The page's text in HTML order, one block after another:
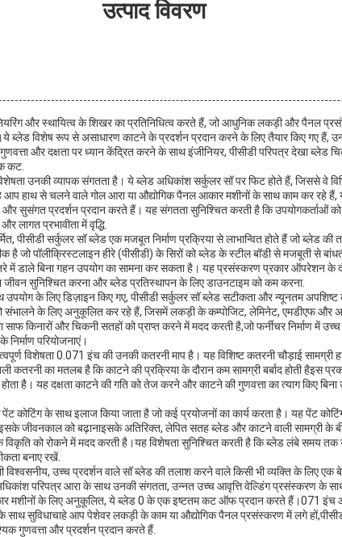
उत्पाद विवरण
और स्थायित्व के शिखर का प्रतिनिधित्व करते हैं, जो आधुनिक लकड़ी और पैनल
ब्लेड विशेष रूप से असाधारण काटने के प्रदर्शन प्रदान करने के लिए तैयार किए गए हैं,
और दक्षता पर ध्यान केंद्रित करने के साथ इंजीनियर, पीसीडी परिपत्र देखा ब्लेड
कट.
उनकी व्यापक संगतता है। ये ब्लेड अधिकांश सर्कुलर सॉ पर फिट होते हैं, जिससे वे
आप हाथ से चलने वाले गोल आरा या औद्योगिक पैनल आकार मशीनों के साथ काम कर
और सुसंगत प्रदर्शन प्रदान करते हैं। यह संगतता सुनिश्चित करती है कि उपयोगकर्ताओं
लागत प्रभावीता में वृद्धि.
पीसीडी सर्कुलर सॉ ब्लेड एक मजबूत निर्माण प्रक्रिया से लाभान्वित होते हैं जो ब्लेड की
जो पॉलीक्रिस्टलाइन हीरे (पीसीडी) के सिरों को ब्लेड के स्टील बॉडी से मजबूती से
डाले बिना गहन उपयोग का सामना कर सकता है। यह प्रसंस्करण प्रकार ऑपरेशन के
सुनिश्चित करना और ब्लेड प्रतिस्थापन के लिए डाउनटाइम को कम करना.
के लिए डिज़ाइन किए गए, पीसीडी सर्कुलर सॉ ब्लेड सटीकता और न्यूनतम
संभालने के लिए अनुकूलित कर रहे हैं, जिसमें लकड़ी के कम्पोजिट, लेमिनेट, एमडीएफ और
किनारों और चिकनी सतहों को प्राप्त करने में मदद करती है,जो फर्नीचर निर्माण में
परियोजनाएं।
विशेषता 0.071 इंच की उनकी कतरनी माप है। यह विशिष्ट कतरनी चौड़ाई सामग्री
का मतलब है कि काटने की प्रक्रिया के दौरान कम सामग्री बर्बाद होती हैइस
है। यह दक्षता काटने की गति को तेज करने और काटने की गुणवत्ता का त्याग किए बिना
कोटिंग के साथ इलाज किया जाता है जो कई प्रयोजनों का कार्य करता है। यह पेंट
इसके जीवनकाल को बढ़ानाइसके अतिरिक्त, लेपित सतह ब्लेड और काटने वाली सामग्री के
को रोकने में मदद करती है।यह विशेषता सुनिश्चित करती है कि ब्लेड लंबे समय तक
बनाए रखें.
विश्वसनीय, उच्च प्रदर्शन वाले सॉ ब्लेड की तलाश करने वाले किसी भी व्यक्ति के लिए एक
परिपत्र आरा के साथ उनकी संगतता, उन्नत उच्च आवृत्ति वेल्डिंग प्रसंस्करण के
मशीनों के लिए अनुकूलित, ये ब्लेड 0 के एक इष्टतम कट ऑफ प्रदान करते हैं।071 इंच
के साथ सुविधाचाहे आप पेशेवर लकड़ी के काम या औद्योगिक पैनल प्रसंस्करण में लगे
गुणवत्ता और प्रदर्शन प्रदान करते हैं.